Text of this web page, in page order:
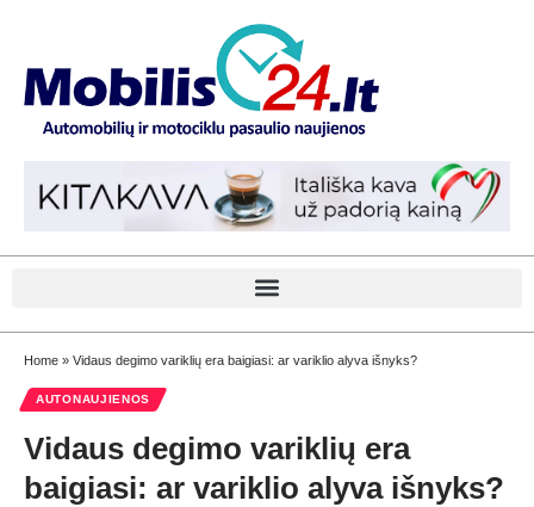
Home » Vidaus degimo variklių era baigiasi: ar variklio alyva išnyks?
AUTONAUJIENOS
Vidaus degimo variklių era
baigiasi: ar variklio alyva išnyks?